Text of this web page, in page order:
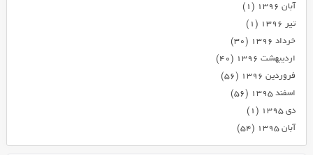
آبان ۱۳۹۶
(۱)
تیر ۱۳۹۶
(۱)
خرداد ۱۳۹۶
(۳۰)
اردیبهشت ۱۳۹۶
(۴۰)
فروردین ۱۳۹۶
(۵۶)
اسفند ۱۳۹۵
(۵۶)
دی ۱۳۹۵
(۱)
آبان ۱۳۹۵
(۵۴)